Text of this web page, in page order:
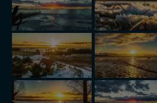
itp). Więcej informacji o
serwisu w
Regulaminie Serwisu.
Administratorem Twoich danych
Reklamowa Kreacja Monika
Wiejska 17, 11-500 Giżycko.
skontaktować się za
W każdej chwili możesz: zażądać